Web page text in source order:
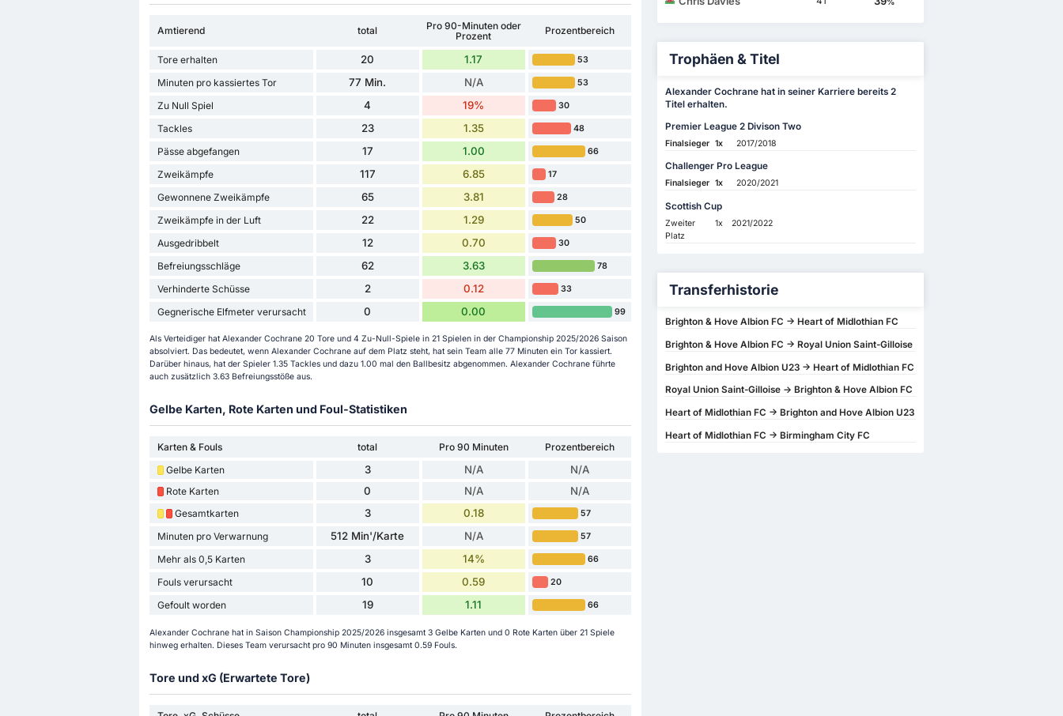
Amtierend total
Pro 90-Minuten oder
Prozent
Prozentbereich
Tore erhalten 20 1.17 53
Minuten pro kassiertes Tor 77 Min. N/A 53
Zu Null Spiel 4 19% 30
Tackles 23 1.35 48
Pässe abgefangen 17 1.00 66
Zweikämpfe 117 6.85 17
Gewonnene Zweikämpfe 65 3.81 28
Zweikämpfe in der Luft 22 1.29 50
Ausgedribbelt 12 0.70 30
Befreiungsschläge 62 3.63 78
Verhinderte Schüsse 2 0.12 33
Gegnerische Elfmeter verursacht 0 0.00 99
Als Verteidiger hat Alexander Cochrane 20 Tore und 4 Zu-Null-Spiele in 21 Spielen in der Championship 2025/2026 Saison
absolviert. Das bedeutet, wenn Alexander Cochrane auf dem Platz steht, hat sein Team alle 77 Minuten ein Tor kassiert.
Darüber hinaus, hat der Spieler 1.35 Tackles und dazu 1.00 mal den Ballbesitz abgenommen. Alexander Cochrane führte
auch zusätzlich 3.63 Befreiungsstöße aus.
Gelbe Karten, Rote Karten und Foul-Statistiken
Karten & Fouls total Pro 90 Minuten
Prozentbereich
Gelbe Karten
3 N/A N/A
Rote Karten 0 N/A N/A
Gesamtkarten 3 0.18 57
Minuten pro Verwarnung 512 Min'/Karte N/A 57
Mehr als 0,5 Karten 3 14% 66
Fouls verursacht 10 0.59 20
Gefoult worden 19 1.11 66
Alexander Cochrane hat in Saison Championship 2025/2026 insgesamt 3 Gelbe Karten und 0 Rote Karten über 21 Spiele
hinweg erhalten. Dieses Team verursacht pro 90 Minuten insgesamt 0.59 Fouls.
Tore und xG (Erwartete Tore)
%
Trophäen & Titel
Alexander Cochrane hat in seiner Karriere bereits 2
Titel erhalten.
Premier League 2 Divison Two
Finalsieger 1x 2017/2018
Challenger Pro League
Finalsieger 1x 2020/2021
Scottish Cup
Zweiter
Platz
1x 2021/2022
Transferhistorie
Brighton & Hove Albion FC -> Heart of Midlothian FC
Brighton & Hove Albion FC -> Royal Union Saint-Gilloise
Brighton and Hove Albion U23 -> Heart of Midlothian FC
Royal Union Saint-Gilloise -> Brighton & Hove Albion FC
Heart of Midlothian FC -> Brighton and Hove Albion U23
Heart of Midlothian FC -> Birmingham City FC